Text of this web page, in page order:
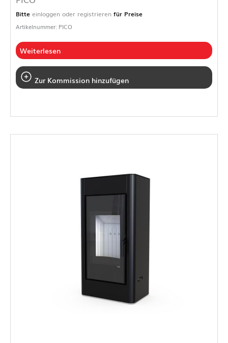
Bitte einloggen oder registrieren für Preise
Artikelnummer: PICO
Weiterlesen
Zur Kommission hinzufügen